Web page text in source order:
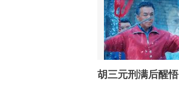
胡三元刑满后醒